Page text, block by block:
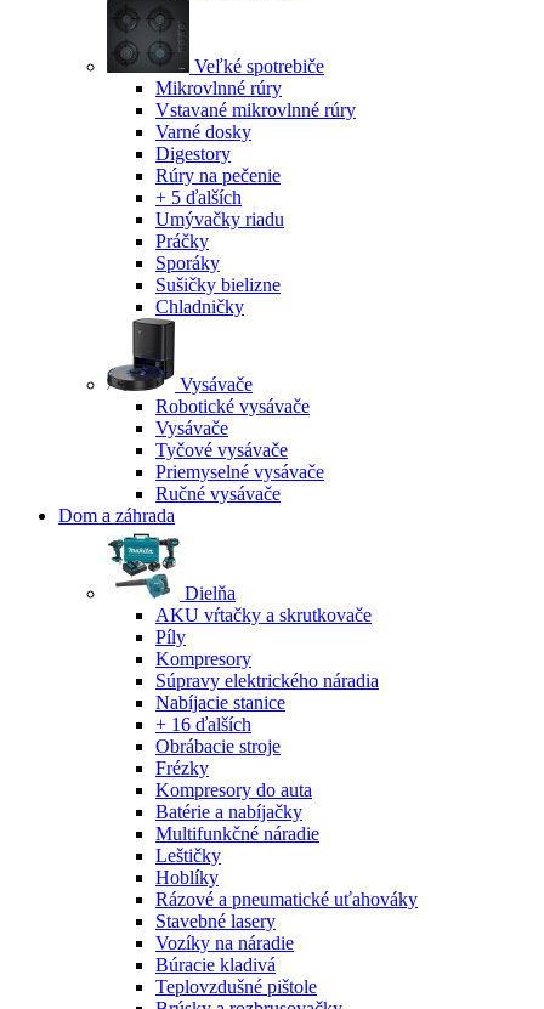
Veľké spotrebiče
Mikrovlnné rúry
Vstavané mikrovlnné rúry
Varné dosky
Digestory
Rúry na pečenie
+ 5 ďalších
Umývačky riadu
Práčky
Sporáky
Sušičky bielizne
Chladničky
Vysávače
Robotické vysávače
Vysávače
Tyčové vysávače
Priemyselné vysávače
Ručné vysávače
Dom a záhrada
Dielňa
AKU vŕtačky a skrutkovače
Píly
Kompresory
Súpravy elektrického náradia
Nabíjacie stanice
+ 16 ďalších
Obrábacie stroje
Frézky
Kompresory do auta
Batérie a nabíjačky
Multifunkčné náradie
Leštičky
Hoblíky
Rázové a pneumatické uťahováky
Stavebné lasery
Vozíky na náradie
Búracie kladivá
Teplovzdušné pištole